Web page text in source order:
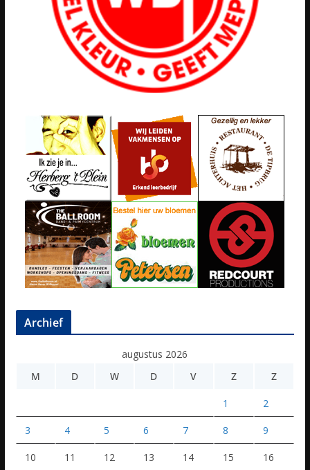
Archief
augustus 2026
M
D W D V Z Z
1 2
3 4 5 6 7 8 9
10 11 12 13 14 15 16